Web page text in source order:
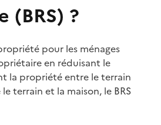
(BRS) ?
pour les ménages
en réduisant le
la propriété entre le terrain
terrain et la maison, le BRS